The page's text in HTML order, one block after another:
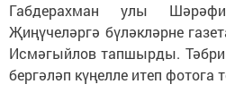
Габдерахман улы
Җиңүчеләргә бүләкләрне
Исмәгыйлов тапшырды.
бергәләп күңелле итеп фотога